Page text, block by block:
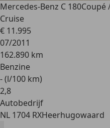
Mercedes-Benz C 180Coupé
Cruise
€ 11.995
07/2011
162.890 km
Benzine
- (l/100 km)
2,8
Autobedrijf
NL 1704 RXHeerhugowaard